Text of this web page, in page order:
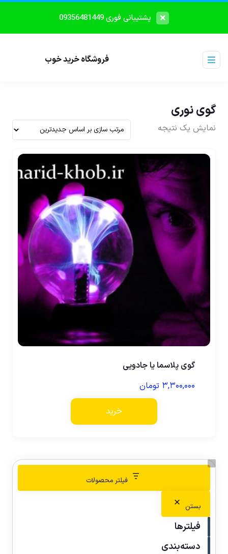
پشتیبانی فوری 09356481449
فروشگاه خرید خوب
گوی نوری
نمایش یک نتیجه
گوی پلاسما یا جادویی
۳,۳۰۰,۰۰۰ تومان
خرید
فیلتر محصولات
بستن
فیلترها
دسته‌بندی